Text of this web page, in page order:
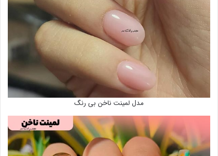
مدل لمینت ناخن بی رنگ